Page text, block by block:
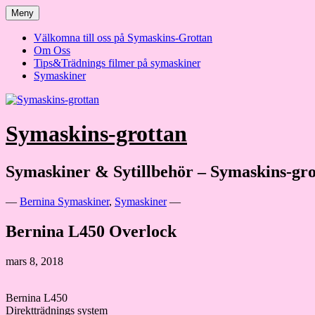
Hoppa
till
innehåll
Meny
Välkomna till oss på Symaskins-Grottan
Om Oss
Tips&Trädnings filmer på symaskiner
Symaskiner
Symaskins-grottan
Symaskiner & Sytillbehör – Symaskins-
— Bernina Symaskiner, Symaskiner—
Bernina L450 Overlock
mars 8, 2018
Bernina L450
Direktträdnings system